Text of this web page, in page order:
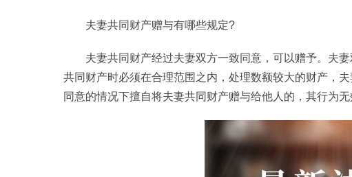
夫妻共同财产赠与有哪些规定?
夫妻共同财产经过夫妻双方一致同意，可以赠予。夫
共同财产时必须在合理范围之内，处理数额较大的财产，
同意的情况下擅自将夫妻共同财产赠与给他人的，其行为